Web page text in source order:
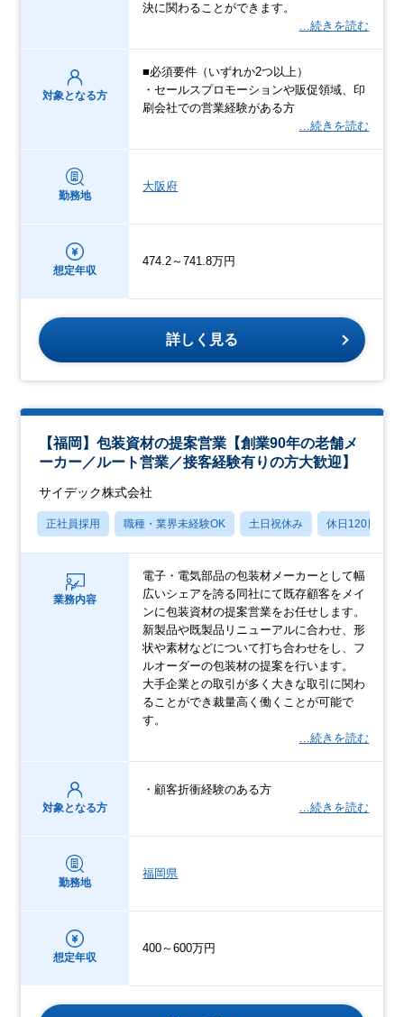
決に関わることができます。
…続きを読む
対象となる方
■必須要件（いずれか2つ以上）
・セールスプロモーションや販促領域、印
刷会社での営業経験がある方
…続きを読む
勤務地
大阪府
想定年収
474.2～741.8万円
詳しく見る
【福岡】包装資材の提案営業【創業90年の老舗メ
ーカー／ルート営業／接客経験有りの方大歓迎】
サイデック株式会社
正社員採用 職種・業界未経験OK 土日祝休み 休日120日以上
業務内容
電子・電気部品の包装材メーカーとして幅
広いシェアを誇る同社にて既存顧客をメイ
ンに包装資材の提案営業をお任せします。
新製品や既製品リニューアルに合わせ、形
状や素材などについて打ち合わせをし、フ
ルオーダーの包装材の提案を行います。
大手企業との取引が多く大きな取引に関わ
ることができ裁量高く働くことが可能で
す。
…続きを読む
対象となる方
・顧客折衝経験のある方
…続きを読む
勤務地
福岡県
想定年収
400～600万円